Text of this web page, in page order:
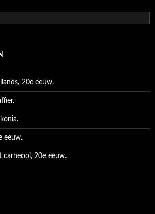
20e eeuw.
eeuw.
carneool, 20e eeuw.